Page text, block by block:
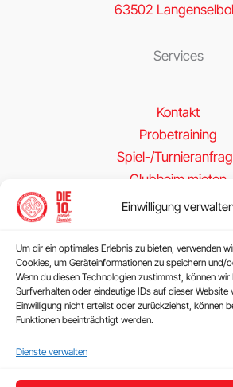
Einwilligung
Um dir ein optimales Erlebnis zu bieten, verwenden
Cookies, um Geräteinformationen zu speichern und/
Wenn du diesen Technologien zustimmst, können wir
Surfverhalten oder eindeutige IDs auf dieser Website
Einwilligung nicht erteilst oder zurückziehst, können
Funktionen beeinträchtigt werden.
Dienste verwalten
63502
Services
Kontakt
Probetraining
Spiel-/
Clubheim mieten